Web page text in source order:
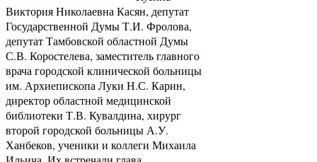
Виктория Николаевна Касян, депутат
Государственной Думы Т.И. Фролова,
депутат Тамбовской областной Думы
С.В. Коростелева, заместитель главного
врача городской клинической больницы
им. Архиепископа Луки Н.С. Карин,
директор областной медицинской
библиотеки Т.В. Кувалдина, хирург
второй городской больницы А.У.
Ханбеков, ученики и коллеги Михаила